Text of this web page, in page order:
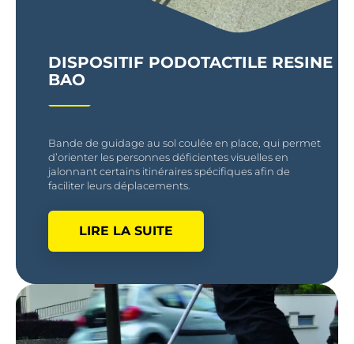
DISPOSITIF PODOTACTILE RESINE
BAO
Bande de guidage au sol coulée en place, qui permet
d’orienter les personnes déficientes visuelles en
jalonnant certains itinéraires spécifiques afin de
faciliter leurs déplacements.
LIRE LA SUITE